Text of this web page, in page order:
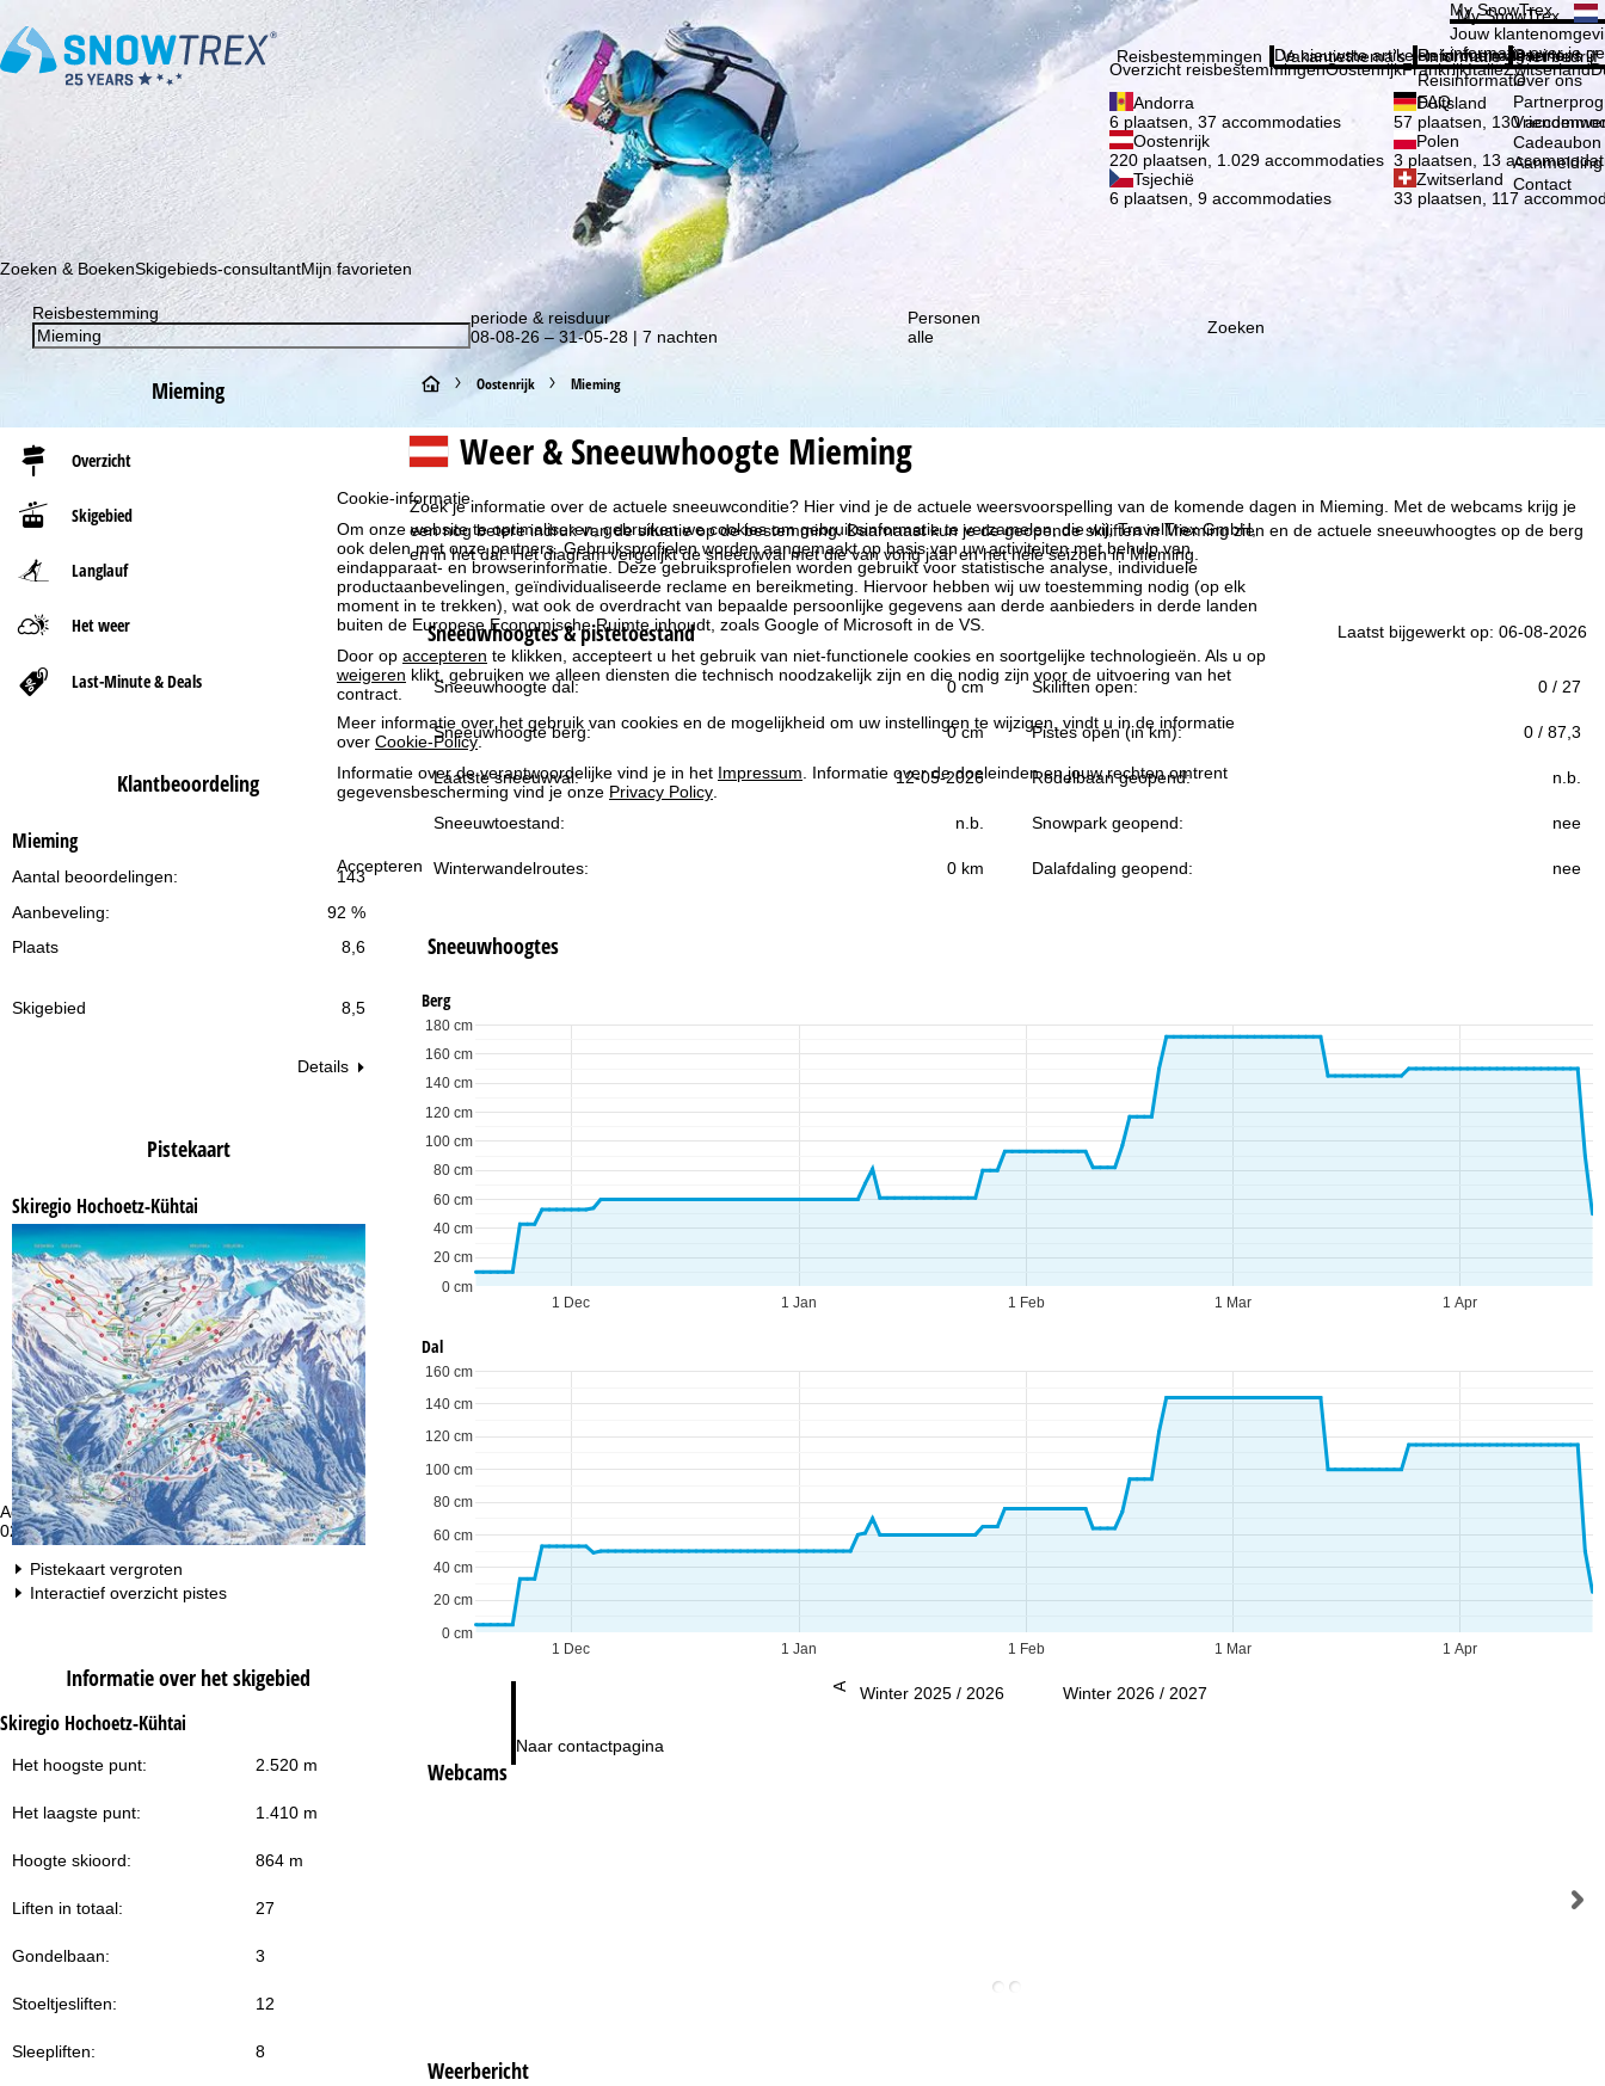
Cookie-informatie
Om onze website te optimaliseren, gebruiken we cookies om gebruiksinformatie te verzamelen, die wij, TravelTrex GmbH,
ook delen met onze partners. Gebruiksprofielen worden aangemaakt op basis van uw activiteiten met behulp van
eindapparaat- en browserinformatie. Deze gebruiksprofielen worden gebruikt voor statistische analyse, individuele
productaanbevelingen, geïndividualiseerde reclame en bereikmeting. Hiervoor hebben wij uw toestemming nodig (op elk
moment in te trekken), wat ook de overdracht van bepaalde persoonlijke gegevens aan derde aanbieders in derde landen
buiten de Europese Economische Ruimte inhoudt, zoals Google of Microsoft in de VS.
Door op accepteren te klikken, accepteert u het gebruik van niet-functionele cookies en soortgelijke technologieën. Als u op
weigeren klikt, gebruiken we alleen diensten die technisch noodzakelijk zijn en die nodig zijn voor de uitvoering van het
contract.
Meer informatie over het gebruik van cookies en de mogelijkheid om uw instellingen te wijzigen, vindt u in de informatie
over Cookie-Policy.
Informatie over de verantwoordelijke vind je in het Impressum. Informatie over de doeleinden en jouw rechten omtrent
gegevensbescherming vind je onze Privacy Policy.
Accepteren
Advies
020 713 9190 of +4922188828373
ma-do:
09:00-17:00
09:00-14:00
za-zo:
Naar contactpagina
Schrijf je in voor onze nieuwsbrief en wees als eerste op de hoogte van onze kortingsacties!
My SnowTrex
My SnowTrex
Jouw
informatie over je
Reisbestemmingen
Overzicht reisbestemmingenOostenrijkFrankrijkItaliëZwitserland
Andorra
6 plaatsen, 37 accommodaties
Duitsland
57 plaatsen, 130
Oostenrijk
220 plaatsen, 1.029 accommodaties
Polen
3 plaatsen, 13
Tsjechië
6 plaatsen, 9 accommodaties
Zwitserland
33 plaatsen, 117
Vakantiethema's
De nieuwste artikelen in ons magazine
Informatie
Reisinformatie
Reisinformatie
FAQ
Het bedrijf
Over ons
Over ons
Cadeaubon
Contact
Zoeken & BoekenSkigebieds-consultantMijn favorieten
Reisbestemming
periode & reisduur
08-08-26 – 31-05-28 | 7 nachten
Personen
alle
Zoeken
Mieming
Overzicht
Skigebied
Langlauf
Het weer
Last-Minute & Deals
Klantbeoordeling
Mieming
143
Aantal beoordelingen:
92 %
Aanbeveling:
Plaats
8,6
Skigebied 8,5
Details
Pistekaart
Skiregio Hochoetz-Kühtai
Pistekaart vergroten
Interactief overzicht pistes
Informatie over het skigebied
Skiregio Hochoetz-Kühtai
Het hoogste punt: 2.520 m
Het laagste punt: 1.410 m
Hoogte skioord: 864 m
Liften in totaal: 27
Gondelbaan: 3
Stoeltjesliften: 12
Sleepliften: 8
S
t
r
t
p
a
g
i
n
a
Oostenrijk Mieming
Weer & Sneeuwhoogte Mieming
Zoek je informatie over de actuele sneeuwconditie? Hier vind je de actuele weersvoorspelling van de komende dagen in Mieming. Met de webcams krijg je
een nog betere indruk van de situatie op de bestemming. Daarnaast kun je de geopende skiliften in Mieming zien en de actuele sneeuwhoogtes op de berg
en in het dal. Het diagram vergelijkt de sneeuwval met die van vorig jaar en het hele seizoen in Mieming.
Sneeuwhoogtes & pistetoestand Laatst bijgewerkt op: 06-08-2026
Sneeuwhoogte dal: 0 cm Skiliften open: 0 / 27
Sneeuwhoogte berg: 0 cm Pistes open (in km): 0 / 87,3
Laatste sneeuwval: 12-05-2026 Rodelbaan geopend: n.b.
Sneeuwtoestand: n.b. Snowpark geopend: nee
Winterwandelroutes: 0 km Dalafdaling geopend: nee
Sneeuwhoogtes
Berg
1 Dec 1 Jan 1 Feb 1 Mar 1 Apr
0 cm
20 cm
40 cm
60 cm
80 cm
100 cm
120 cm
140 cm
160 cm
180 cm
Dal
1 Dec 1 Jan 1 Feb 1 Mar 1 Apr
0 cm
20 cm
40 cm
60 cm
80 cm
100 cm
120 cm
140 cm
160 cm
Winter 2025 / 2026 Winter 2026 / 2027
Webcams
Weerbericht